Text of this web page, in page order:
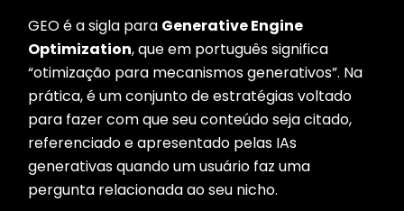
GEO é a sigla para Generative Engine
Optimization, que em português significa
“otimização para mecanismos generativos”. Na
prática, é um conjunto de estratégias voltado
para fazer com que seu conteúdo seja citado,
referenciado e apresentado pelas IAs
generativas quando um usuário faz uma
pergunta relacionada ao seu nicho.